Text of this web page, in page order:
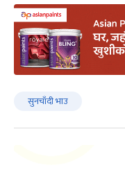
सुनचाँदी भाउ